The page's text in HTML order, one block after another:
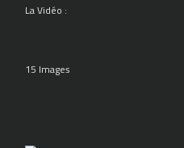
La Vidéo :
15 Images